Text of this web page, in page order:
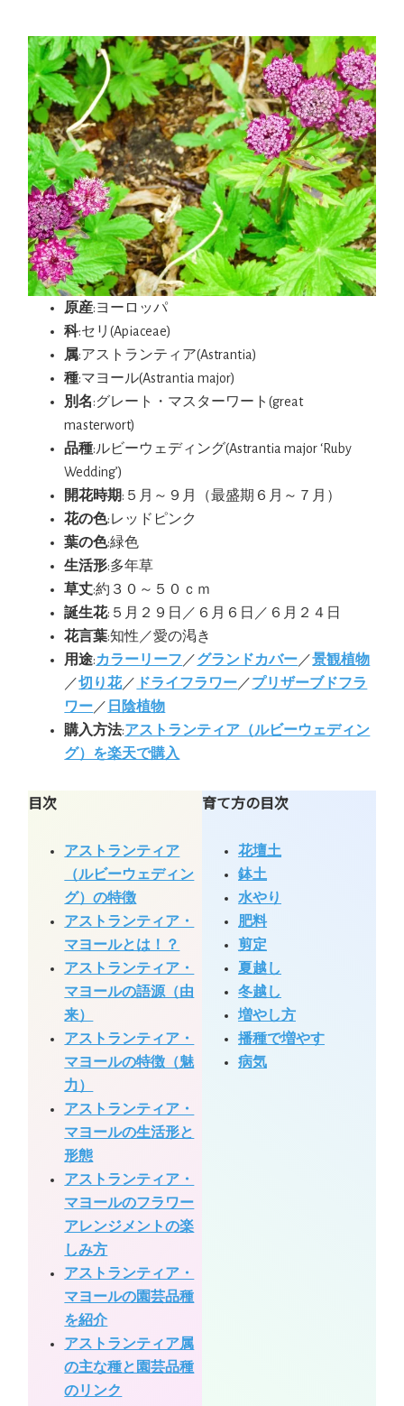
原産:ヨーロッパ
科:セリ(Apiaceae)
属:アストランティア(Astrantia)
種:マヨール(Astrantia major)
別名:グレート・マスターワート(great
masterwort)
品種:ルビーウェディング(Astrantia major ‘Ruby
Wedding’)
開花時期:５月～９月（最盛期６月～７月）
花の色:レッドピンク
葉の色:緑色
生活形:多年草
草丈:約３０～５０ｃｍ
誕生花:５月２９日／６月６日／６月２４日
花言葉:知性／愛の渇き
用途:カラーリーフ ／グランドカバー／景観植物
／切り花／ ドライフラワー／プリザーブドフラ
ワー／ 日陰植物
購入方法:アストランティア（ルビーウェディン
グ）を楽天で購入
目次
アストランティア
（ルビーウェディン
グ）の特徴
アストランティア・
マヨールとは！？
アストランティア・
マヨールの語源（由
来）
アストランティア・
マヨールの特徴（魅
力）
アストランティア・
マヨールの生活形と
形態
アストランティア・
マヨールのフラワー
アレンジメントの楽
しみ方
アストランティア・
マヨールの園芸品種
を紹介
アストランティア属
の主な種と園芸品種
のリンク
育て方の目次
花壇土
鉢土
水やり
肥料
剪定
夏越し
冬越し
増やし方
播種で増やす
病気